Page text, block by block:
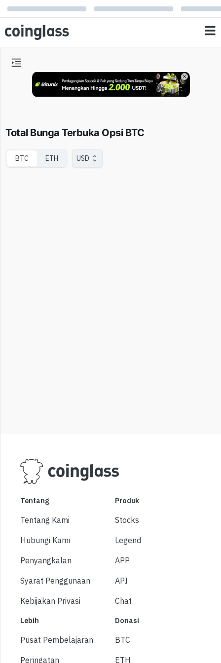
Total Bunga Terbuka Opsi BTC
BTC ETH USD
Tentang
Tentang Kami
Hubungi Kami
Penyangkalan
Syarat Penggunaan
Kebijakan Privasi
Produk
Stocks
Legend
APP
API
Chat
Lebih
Pusat Pembelajaran
Peringatan
Donasi
BTC
ETH